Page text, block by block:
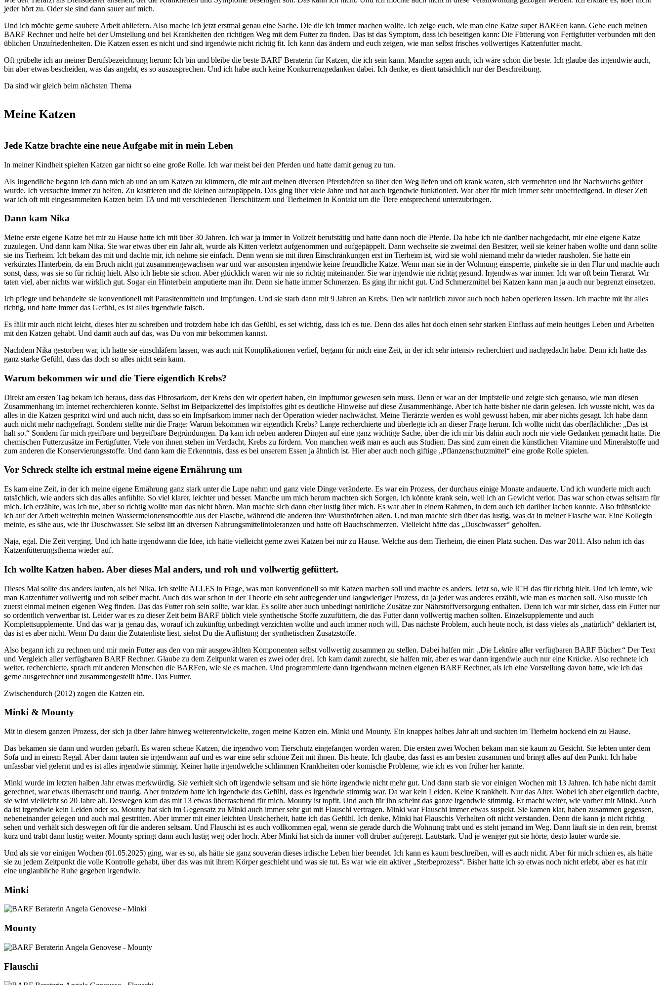
jeder hört zu. Oder sie sind dann sauer auf mich.
Und ich möchte gerne saubere Arbeit abliefern. Also mache ich jetzt erstmal genau eine Sache. Die die ich immer machen wollte. Ich zeige euch, wie man eine Katze super BARFen kann. Gebe euch meinen
BARF Rechner und helfe bei der Umstellung und bei Krankheiten den richtigen Weg mit dem Futter zu finden. Das ist das Symptom, dass ich beseitigen kann: Die Fütterung von Fertigfutter verbunden mit den
üblichen Unzufriedenheiten. Die Katzen essen es nicht und sind irgendwie nicht richtig fit. Ich kann das ändern und euch zeigen, wie man selbst frisches vollwertiges Katzenfutter macht.
Oft grübelte ich an meiner Berufsbezeichnung herum: Ich bin und bleibe die beste BARF Beraterin für Katzen, die ich sein kann. Manche sagen auch, ich wäre schon die beste. Ich glaube das irgendwie auch,
bin aber etwas bescheiden, was das angeht, es so auszusprechen. Und ich habe auch keine Konkurrenzgedanken dabei. Ich denke, es dient tatsächlich nur der Beschreibung.
Da sind wir gleich beim nächsten Thema
Meine Katzen
Jede Katze brachte eine neue Aufgabe mit in mein Leben
In meiner Kindheit spielten Katzen gar nicht so eine große Rolle. Ich war meist bei den Pferden und hatte damit genug zu tun.
Als Jugendliche begann ich dann mich ab und an um Katzen zu kümmern, die mir auf meinen diversen Pferdehöfen so über den Weg liefen und oft krank waren, sich vermehrten und ihr Nachwuchs getötet
wurde. Ich versuchte immer zu helfen. Zu kastrieren und die kleinen aufzupäppeln. Das ging über viele Jahre und hat auch irgendwie funktioniert. War aber für mich immer sehr unbefriedigend. In dieser Zeit
war ich oft mit eingesammelten Katzen beim TA und mit verschiedenen Tierschützern und Tierheimen in Kontakt um die Tiere entsprechend unterzubringen.
Dann kam Nika
Meine erste eigene Katze bei mir zu Hause hatte ich mit über 30 Jahren. Ich war ja immer in Vollzeit berufstätig und hatte dann noch die Pferde. Da habe ich nie darüber nachgedacht, mir eine eigene Katze
zuzulegen. Und dann kam Nika. Sie war etwas über ein Jahr alt, wurde als Kitten verletzt aufgenommen und aufgepäppelt. Dann wechselte sie zweimal den Besitzer, weil sie keiner haben wollte und dann sollte
sie ins Tierheim. Ich bekam das mit und dachte mir, ich nehme sie einfach. Denn wenn sie mit ihren Einschränkungen erst im Tierheim ist, wird sie wohl niemand mehr da wieder rausholen. Sie hatte ein
verkürztes Hinterbein, da ein Bruch nicht gut zusammengewachsen war und war ansonsten irgendwie keine freundliche Katze. Wenn man sie in der Wohnung einsperrte, pinkelte sie in den Flur und machte auch
sonst, dass, was sie so für richtig hielt. Also ich liebte sie schon. Aber glücklich waren wir nie so richtig miteinander. Sie war irgendwie nie richtig gesund. Irgendwas war immer. Ich war oft beim Tierarzt. Wir
taten viel, aber nichts war wirklich gut. Sogar ein Hinterbein amputierte man ihr. Denn sie hatte immer Schmerzen. Es ging ihr nicht gut. Und Schmerzmittel bei Katzen kann man ja auch nur begrenzt einsetzen.
Ich pflegte und behandelte sie konventionell mit Parasitenmitteln und Impfungen. Und sie starb dann mit 9 Jahren an Krebs. Den wir natürlich zuvor auch noch haben operieren lassen. Ich machte mit ihr alles
richtig, und hatte immer das Gefühl, es ist alles irgendwie falsch.
Es fällt mir auch nicht leicht, dieses hier zu schreiben und trotzdem habe ich das Gefühl, es sei wichtig, dass ich es tue. Denn das alles hat doch einen sehr starken Einfluss auf mein heutiges Leben und Arbeiten
mit den Katzen gehabt. Und damit auch auf das, was Du von mir bekommen kannst.
Nachdem Nika gestorben war, ich hatte sie einschläfern lassen, was auch mit Komplikationen verlief, begann für mich eine Zeit, in der ich sehr intensiv recherchiert und nachgedacht habe. Denn ich hatte das
ganz starke Gefühl, dass das doch so alles nicht sein kann.
Warum bekommen wir und die Tiere eigentlich Krebs?
Direkt am ersten Tag bekam ich heraus, dass das Fibrosarkom, der Krebs den wir operiert haben, ein Impftumor gewesen sein muss. Denn er war an der Impfstelle und zeigte sich genauso, wie man diesen
Zusammenhang im Internet recherchieren konnte. Selbst im Beipackzettel des Impfstoffes gibt es deutliche Hinweise auf diese Zusammenhänge. Aber ich hatte bisher nie darin gelesen. Ich wusste nicht, was da
alles in die Katzen gespritzt wird und auch nicht, dass so ein Impfsarkom immer nach der Operation wieder nachwächst. Meine Tierärzte werden es wohl gewusst haben, mir aber nichts gesagt. Ich habe dann
auch nicht mehr nachgefragt. Sondern stellte mir die Frage: Warum bekommen wir eigentlich Krebs? Lange recherchierte und überlegte ich an dieser Frage herum. Ich wollte nicht das oberflächliche: „Das ist
halt so.“ Sondern für mich greifbare und begreifbare Begründungen. Da kam ich neben anderen Dingen auf eine ganz wichtige Sache, über die ich mir bis dahin auch noch nie viele Gedanken gemacht hatte. Die
chemischen Futterzusätze im Fertigfutter. Viele von ihnen stehen im Verdacht, Krebs zu fördern. Von manchen weiß man es auch aus Studien. Das sind zum einen die künstlichen Vitamine und Mineralstoffe und
zum anderen die Konservierungsstoffe. Und dann kam die Erkenntnis, dass es bei unserem Essen ja ähnlich ist. Hier aber auch noch giftige „Pflanzenschutzmittel“ eine große Rolle spielen.
Vor Schreck stellte ich erstmal meine eigene Ernährung um
Es kam eine Zeit, in der ich meine eigene Ernährung ganz stark unter die Lupe nahm und ganz viele Dinge veränderte. Es war ein Prozess, der durchaus einige Monate andauerte. Und ich wunderte mich auch
tatsächlich, wie anders sich das alles anfühlte. So viel klarer, leichter und besser. Manche um mich herum machten sich Sorgen, ich könnte krank sein, weil ich an Gewicht verlor. Das war schon etwas seltsam für
mich. Ich erzählte, was ich tue, aber so richtig wollte man das nicht hören. Man machte sich dann eher lustig über mich. Es war aber in einem Rahmen, in dem auch ich darüber lachen konnte. Also frühstückte
ich auf der Arbeit weiterhin meinen Wassermelonensmoothie aus der Flasche, während die anderen ihre Wurstbrötchen aßen. Und man machte sich über das lustig, was da in meiner Flasche war. Eine Kollegin
meinte, es sähe aus, wie ihr Duschwasser. Sie selbst litt an diversen Nahrungsmittelintoleranzen und hatte oft Bauchschmerzen. Vielleicht hätte das „Duschwasser“ geholfen.
Naja, egal. Die Zeit verging. Und ich hatte irgendwann die Idee, ich hätte vielleicht gerne zwei Katzen bei mir zu Hause. Welche aus dem Tierheim, die einen Platz suchen. Das war 2011. Also nahm ich das
Katzenfütterungsthema wieder auf.
Ich wollte Katzen haben. Aber dieses Mal anders, und roh und vollwertig gefüttert.
Dieses Mal sollte das anders laufen, als bei Nika. Ich stellte ALLES in Frage, was man konventionell so mit Katzen machen soll und machte es anders. Jetzt so, wie ICH das für richtig hielt. Und ich lernte, wie
man Katzenfutter vollwertig und roh selber macht. Auch das war schon in der Theorie ein sehr aufregender und langwieriger Prozess, da ja jeder was anderes erzählt, wie man es machen soll. Also musste ich
zuerst einmal meinen eigenen Weg finden. Das das Futter roh sein sollte, war klar. Es sollte aber auch unbedingt natürliche Zusätze zur Nährstoffversorgung enthalten. Denn ich war mir sicher, dass ein Futter nur
so ordentlich verwertbar ist. Leider war es zu dieser Zeit beim BARF üblich viele synthetische Stoffe zuzufüttern, die das Futter dann vollwertig machen sollten. Einzelsupplemente und auch
Komplettsupplemente. Und das war ja genau das, worauf ich zukünftig unbedingt verzichten wollte und auch immer noch will. Das nächste Problem, auch heute noch, ist dass vieles als „natürlich“ deklariert ist,
das ist es aber nicht. Wenn Du dann die Zutatenliste liest, siehst Du die Auflistung der synthetischen Zusatzstoffe.
Also begann ich zu rechnen und mir mein Futter aus den von mir ausgewählten Komponenten selbst vollwertig zusammen zu stellen. Dabei halfen mir: „Die Lektüre aller verfügbaren BARF Bücher.“ Der Text
und Vergleich aller verfügbaren BARF Rechner. Glaube zu dem Zeitpunkt waren es zwei oder drei. Ich kam damit zurecht, sie halfen mir, aber es war dann irgendwie auch nur eine Krücke. Also rechnete ich
weiter, recherchierte, sprach mit anderen Menschen die BARFen, wie sie es machen. Und programmierte dann irgendwann meinen eigenen BARF Rechner, als ich eine Vorstellung davon hatte, wie ich das
gerne ausgerechnet und zusammengestellt hätte. Das Futtter.
Zwischendurch (2012) zogen die Katzen ein.
Minki & Mounty
Mit in diesem ganzen Prozess, der sich ja über Jahre hinweg weiterentwickelte, zogen meine Katzen ein. Minki und Mounty. Ein knappes halbes Jahr alt und suchten im Tierheim hockend ein zu Hause.
Das bekamen sie dann und wurden gebarft. Es waren scheue Katzen, die irgendwo vom Tierschutz eingefangen worden waren. Die ersten zwei Wochen bekam man sie kaum zu Gesicht. Sie lebten unter dem
Sofa und in einem Regal. Aber dann tauten sie irgendwann auf und es war eine sehr schöne Zeit mit ihnen. Bis heute. Ich glaube, das fasst es am besten zusammen und bringt alles auf den Punkt. Ich habe
unfassbar viel gelernt und es ist alles irgendwie stimmig. Keiner hatte irgendwelche schlimmen Krankheiten oder komische Probleme, wie ich es von früher her kannte.
Minki wurde im letzten halben Jahr etwas merkwürdig. Sie verhielt sich oft irgendwie seltsam und sie hörte irgendwie nicht mehr gut. Und dann starb sie vor einigen Wochen mit 13 Jahren. Ich habe nicht damit
gerechnet, war etwas überrascht und traurig. Aber trotzdem hatte ich irgendwie das Gefühl, dass es irgendwie stimmig war. Da war kein Leiden. Keine Krankheit. Nur das Alter. Wobei ich aber eigentlich dachte,
sie wird vielleicht so 20 Jahre alt. Deswegen kam das mit 13 etwas überraschend für mich. Mounty ist topfit. Und auch für ihn scheint das ganze irgendwie stimmig. Er macht weiter, wie vorher mit Minki. Auch
da ist irgendwie kein Leiden oder so. Mounty hat sich im Gegensatz zu Minki auch immer sehr gut mit Flauschi vertragen. Minki war Flauschi immer etwas suspekt. Sie kamen klar, haben zusammen gegessen,
nebeneinander gelegen und auch mal gestritten. Aber immer mit einer leichten Unsicherheit, hatte ich das Gefühl. Ich denke, Minki hat Flauschis Verhalten oft nicht verstanden. Denn die kann ja nicht richtig
sehen und verhält sich deswegen oft für die anderen seltsam. Und Flauschi ist es auch vollkommen egal, wenn sie gerade durch die Wohnung trabt und es steht jemand im Weg. Dann läuft sie in den rein, bremst
kurz und trabt dann lustig weiter. Mounty springt dann auch lustig weg oder hoch. Aber Minki hat sich da immer voll drüber aufgeregt. Lautstark. Und je weniger gut sie hörte, desto lauter wurde sie.
Und als sie vor einigen Wochen (01.05.2025) ging, war es so, als hätte sie ganz souverän dieses irdische Leben hier beendet. Ich kann es kaum beschreiben, will es auch nicht. Aber für mich schien es, als hätte
sie zu jedem Zeitpunkt die volle Kontrolle gehabt, über das was mit ihrem Körper geschieht und was sie tut. Es war wie ein aktiver „Sterbeprozess“. Bisher hatte ich so etwas noch nicht erlebt, aber es hat mir
eine unglaubliche Ruhe gegeben irgendwie.
Minki
Mounty
Flauschi